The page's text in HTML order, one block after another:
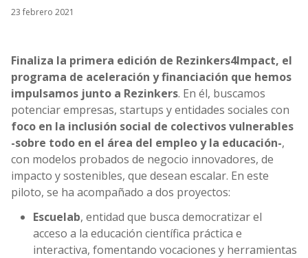
23 febrero 2021
Finaliza la primera edición de Rezinkers4Impact, el
programa de aceleración y financiación que hemos
impulsamos junto a Rezinkers. En él, buscamos
potenciar empresas, startups y entidades sociales con
foco en la inclusión social de colectivos vulnerables
-sobre todo en el área del empleo y la educación-,
con modelos probados de negocio innovadores, de
impacto y sostenibles, que desean escalar. En este
piloto, se ha acompañado a dos proyectos:
Escuelab, entidad que busca democratizar el
acceso a la educación científica práctica e
interactiva, fomentando vocaciones y herramientas